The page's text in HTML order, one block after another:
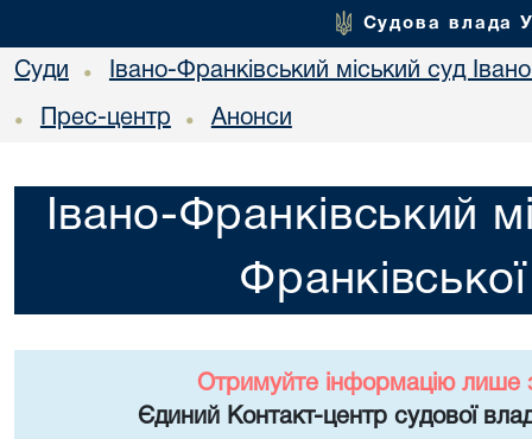
Судова влада
Суди • Івано-Франківський міський суд
• Прес-центр • Анонси
Івано-Франківський
Отримуйте інформацію лише
Єдиний Контакт-центр судової